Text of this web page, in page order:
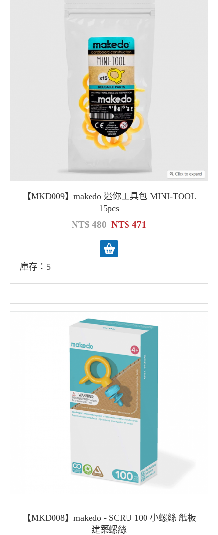
【MKD009】makedo 迷你工具包 MINI-TOOL
15pcs
480 471
庫存：5
【MKD008】makedo - SCRU 100 小螺絲 紙板
建築螺絲